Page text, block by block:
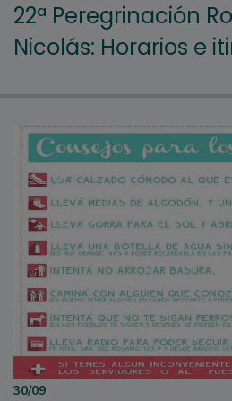
22ª Peregrinación
Nicolás: Horarios e
30/09